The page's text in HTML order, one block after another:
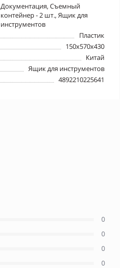
Документация, Съемный
контейнер - 2 шт., Ящик для
инструментов
Пластик
150х570х430
Китай
Ящик для инструментов
4892210225641
0
0
0
0